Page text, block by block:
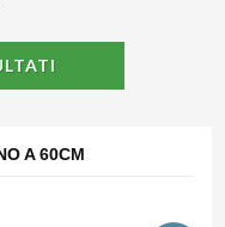
A 60CM